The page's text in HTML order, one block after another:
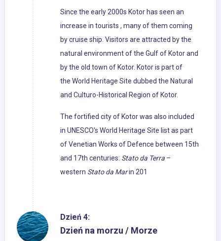
Since the early 2000s Kotor has seen an
increase in tourists , many of them coming
by cruise ship. Visitors are attracted by the
natural environment of the Gulf of Kotor and
by the old town of Kotor. Kotor is part of
the World Heritage Site dubbed the Natural
and Culturo-Historical Region of Kotor.
The fortified city of Kotor was also included
in UNESCO's World Heritage Site list as part
of Venetian Works of Defence between 15th
and 17th centuries: Stato da Terra –
western Stato da Marin 201
Dzień 4:
Dzień na morzu / Morze